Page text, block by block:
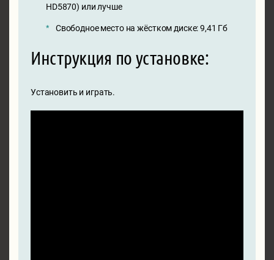
HD5870) или лучше
Свободное место на жёстком диске: 9,41 Гб
Инструкция по установке:
Установить и играть.